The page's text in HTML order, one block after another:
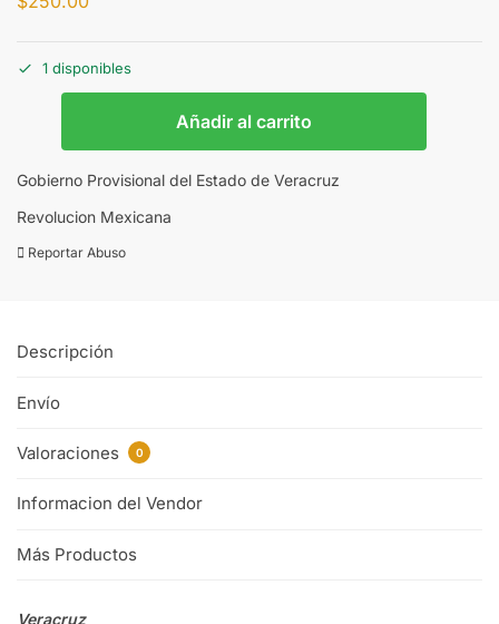
1 disponibles
Añadir al carrito
Gobierno Provisional del Estado de Veracruz
Revolucion Mexicana
Reportar Abuso
Descripción
Envío
Valoraciones 0
Informacion del Vendor
Más Productos
Veracruz